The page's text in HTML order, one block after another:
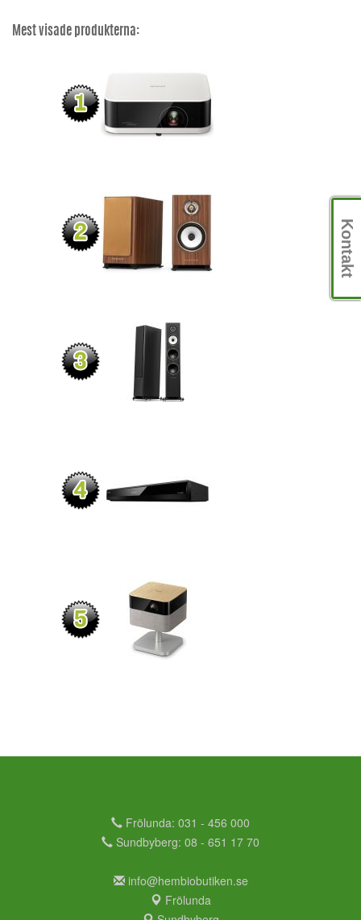
Mest visade produkterna:
Frölunda: 031 - 456 000
Sundbyberg: 08 - 651 17 70
info@hembiobutiken.se
Frölunda
Kontakt